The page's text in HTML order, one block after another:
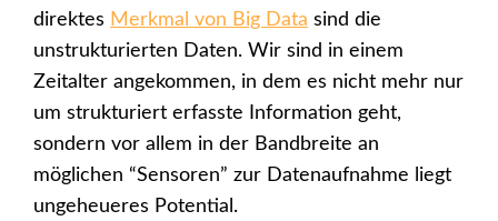
direktes Merkmal von Big Data sind die
unstrukturierten Daten. Wir sind in einem
Zeitalter angekommen, in dem es nicht mehr nur
um strukturiert erfasste Information geht,
sondern vor allem in der Bandbreite an
möglichen “Sensoren” zur Datenaufnahme liegt
ungeheueres Potential.